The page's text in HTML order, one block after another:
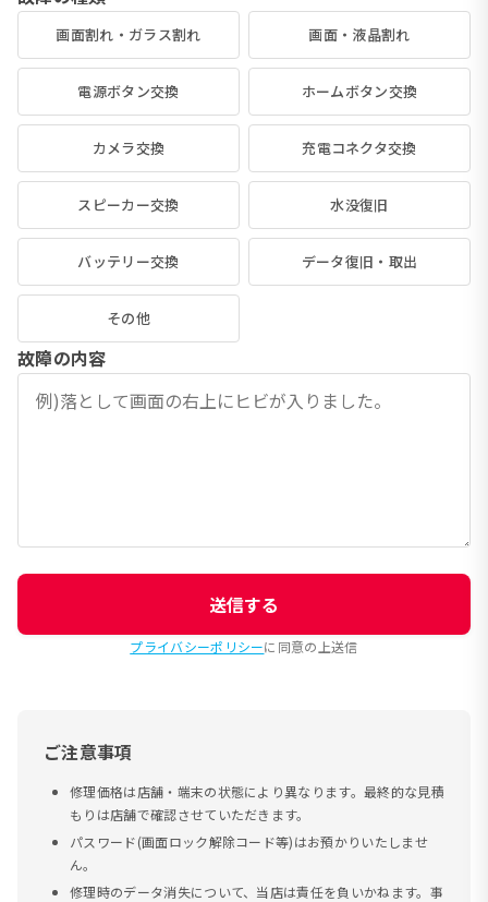
画面割れ・ガラス割れ 画面・液晶割れ
電源ボタン交換 ホームボタン交換
カメラ交換 充電コネクタ交換
スピーカー交換 水没復旧
バッテリー交換 データ復旧・取出
その他
故障の内容
送信する
プライバシーポリシーに同意の上送信
ご注意事項
修理価格は店舗・端末の状態により異なります。最終的な見積
もりは店舗で確認させていただきます。
パスワード(画面ロック解除コード等)はお預かりいたしませ
ん。
修理時のデータ消失について、当店は責任を負いかねます。事